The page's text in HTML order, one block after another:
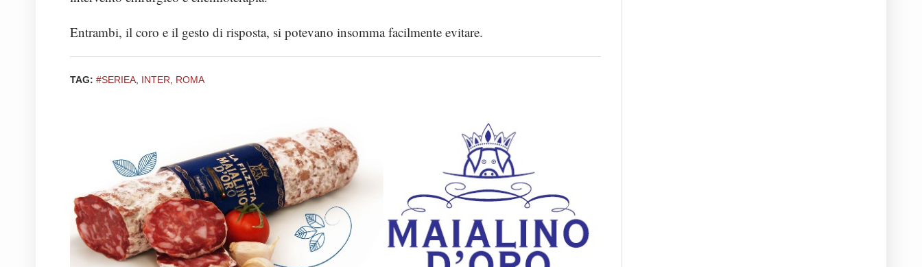
Entrambi, il coro e il gesto di risposta, si potevano insomma facilmente evitare.
TAG: #SERIEA INTER ROMA